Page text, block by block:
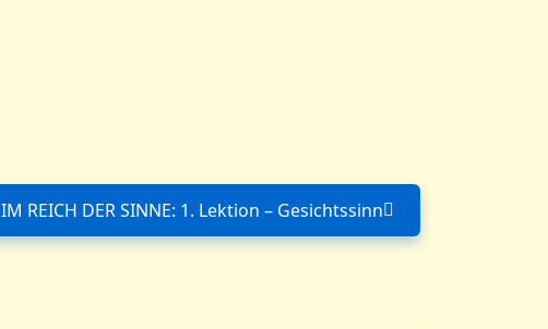
Nächster Beitrag: IM REICH DER SINNE:
IM REICH DER SINNE: 1. Lektion – Gesichtssinn